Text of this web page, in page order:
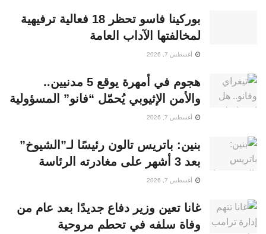
بوركينا فاسو تحظر 18 فعالية ترفيهية
لمخالفتها الآداب العامة
أغسطس 7, 2026
هجوم في أمهرة يوقع 5 مدنيين..
والأمن الإثيوبي يُحمّل “فانو” المسؤولية
أغسطس 7, 2026
بنين: باتريس تالون رئيسًا لـ”الشيوخ”
بعد 3 أشهر على مغادرته الرئاسة
أغسطس 7, 2026
غانا تعين وزير دفاع جديدًا بعد عام من
وفاة سلفه في تحطم مروحية